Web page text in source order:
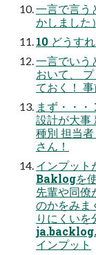
一言で言
かしました）
10 どうす
一言でいう
おいて、
ておく！ 事
まず・・
設計が大事
種別 担当
さん！
インプット
Baklogを
先輩や同僚
のかをみま
りにくい
インプット